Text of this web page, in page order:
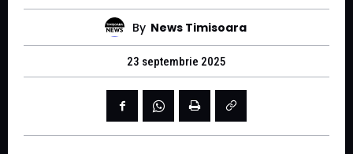
By News Timisoara
23 septembrie 2025